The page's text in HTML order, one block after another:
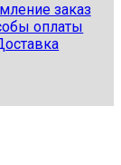
заказ
оплаты